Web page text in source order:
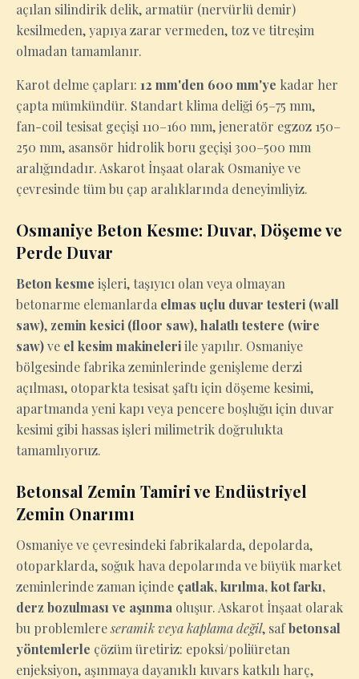
açılan silindirik delik, armatür (nervürlü demir)
kesilmeden, yapıya zarar vermeden, toz ve titreşim
olmadan tamamlanır.
Karot delme çapları: 12 mm'den 600 mm'ye kadar her
çapta mümkündür. Standart klima deliği 65–75 mm,
fan-coil tesisat geçişi 110–160 mm, jeneratör egzoz 150–
250 mm, asansör hidrolik boru geçişi 300–500 mm
aralığındadır. Askarot İnşaat olarak Osmaniye ve
çevresinde tüm bu çap aralıklarında deneyimliyiz.
Osmaniye Beton Kesme: Duvar, Döşeme ve
Perde Duvar
Beton kesme işleri, taşıyıcı olan veya olmayan
betonarme elemanlarda elmas uçlu duvar testeri (wall
saw), zemin kesici (floor saw),halatlı testere (wire
saw)ve el kesim makineleriile yapılır. Osmaniye
bölgesinde fabrika zeminlerinde genişleme derzi
açılması, otoparkta tesisat şaftı için döşeme kesimi,
apartmanda yeni kapı veya pencere boşluğu için duvar
kesimi gibi hassas işleri milimetrik doğrulukta
tamamlıyoruz.
Betonsal Zemin Tamiri ve Endüstriyel
Zemin Onarımı
Osmaniye ve çevresindeki fabrikalarda, depolarda,
otoparklarda, soğuk hava depolarında ve büyük market
zeminlerinde zaman içinde çatlak, kırılma, kot farkı,
derz bozulması ve aşınma oluşur. Askarot İnşaat olarak
bu problemlereseramik veya kaplama değil, safbetonsal
yöntemlerle çözüm üretiriz: epoksi/poliüretan
enjeksiyon, aşınmaya dayanıklı kuvars katkılı harç,